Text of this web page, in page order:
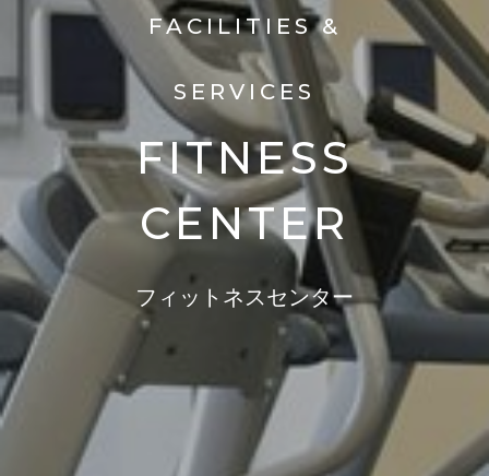
FACILITIES &
SERVICES
FITNESS
CENTER
フィットネスセンター